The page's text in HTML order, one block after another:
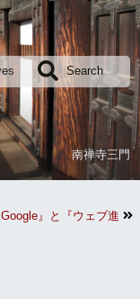
Search
南禅寺三門
Google』と『ウェブ進化